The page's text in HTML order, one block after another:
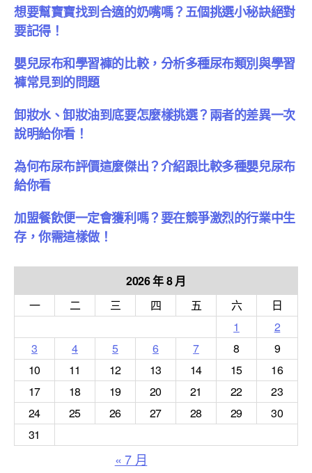
想要幫寶寶找到合適的奶嘴嗎？五個挑選小秘訣絕對
要記得！
嬰兒尿布和學習褲的比較，分析多種尿布類別與學習
褲常見到的問題
卸妝水、卸妝油到底要怎麼樣挑選？兩者的差異一次
說明給你看！
為何布尿布評價這麼傑出？介紹跟比較多種嬰兒尿布
給你看
加盟餐飲便一定會獲利嗎？要在競爭激烈的行業中生
存，你需這樣做！
2026 年 8 月
一
二 三 四 五 六
日
1
2
3
4 5 6 7 8
9
10
11 12 13 14 15
16
17
18 19 20 21 22
23
24
25 26 27 28 29
30
31
« 7 月